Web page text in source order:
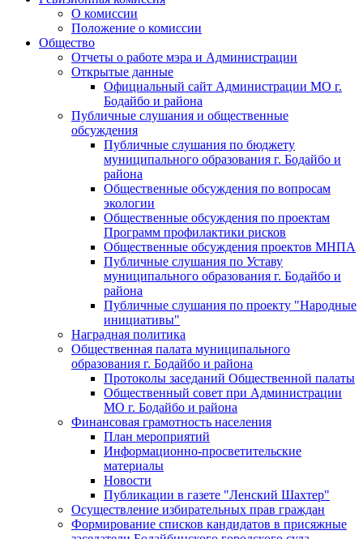
О комиссии
Положение о комиссии
Общество
Отчеты о работе мэра и Администрации
Открытые данные
Официальный сайт Администрации МО г.
Бодайбо и района
Публичные слушания и общественные
обсуждения
Публичные слушания по бюджету
муниципального образования г. Бодайбо и
района
Общественные обсуждения по вопросам
экологии
Общественные обсуждения по проектам
Программ профилактики рисков
Общественные обсуждения проектов МНПА
Публичные слушания по Уставу
муниципального образования г. Бодайбо и
района
Публичные слушания по проекту "Народные
инициативы"
Наградная политика
Общественная палата муниципального
образования г. Бодайбо и района
Протоколы заседаний Общественной палаты
Общественный совет при Администрации
МО г. Бодайбо и района
Финансовая грамотность населения
План мероприятий
Информационно-просветительские
материалы
Новости
Публикации в газете "Ленский Шахтер"
Осуществление избирательных прав граждан
Формирование списков кандидатов в присяжные